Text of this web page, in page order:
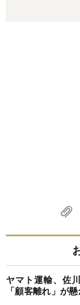
ヤマト運輸、佐
「顧客離れ」が